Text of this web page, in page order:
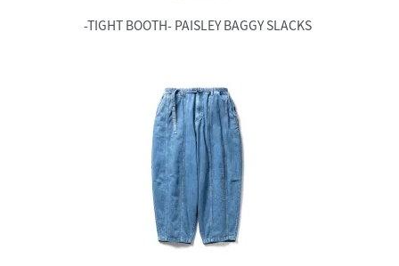
-TIGHT BOOTH- PAISLEY BAGGY SLACKS